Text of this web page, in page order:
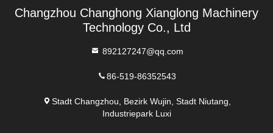
Changzhou Changhong Xianglong Machinery
Technology Co., Ltd
892127247@qq.com
86-519-86352543
Stadt Changzhou, Bezirk Wujin, Stadt Niutang,
Industriepark Luxi